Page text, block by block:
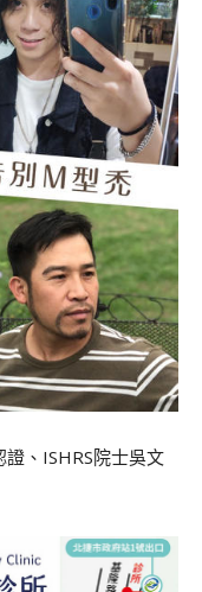
證、ISHRS院士吳文